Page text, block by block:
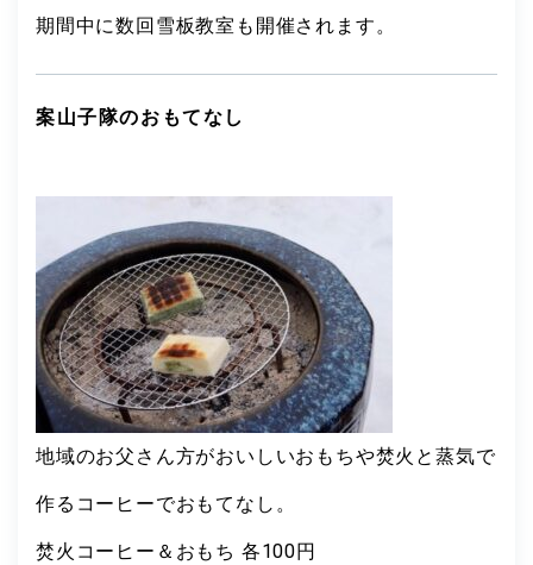
期間中に数回雪板教室も開催されます。
案山子隊のおもてなし
地域のお父さん方がおいしいおもちや焚火と蒸気で
作るコーヒーでおもてなし。
焚火コーヒー＆おもち 各100円